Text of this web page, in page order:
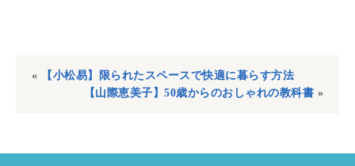
«
【小松易】限られたスペースで快適に暮らす方法
【山際恵美子】50歳からのおしゃれの教科書 »